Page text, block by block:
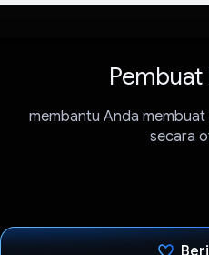
Pembuat
membantu Anda
secara